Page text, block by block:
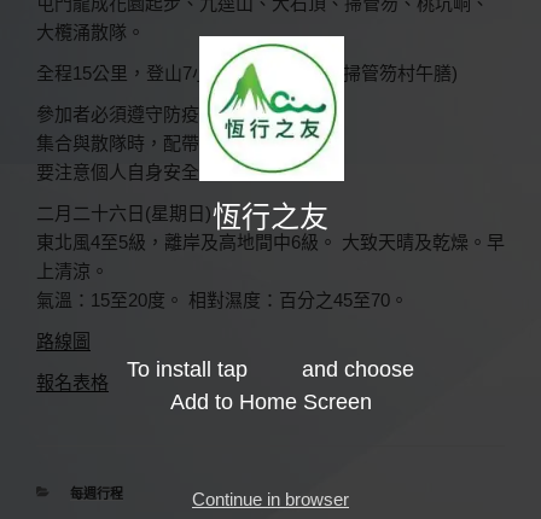
大欖涌散隊。
全程15公里，登山7小時，量力參加。(掃管笏村午膳)
參加者必須遵守防疫守則：
集合與散隊時，配帶口罩😷
要注意個人自身安全及團體精神
二月二十六日(星期日)
東北風4至5級，離岸及高地間中6級。 大致天晴及乾燥。早
上清涼。
氣溫：15至20度。 相對濕度：百分之45至70。
路線圖
報名表格
分
每週行程
恆行之友
To install tap
and choose
Add to Home Screen
Continue in browser